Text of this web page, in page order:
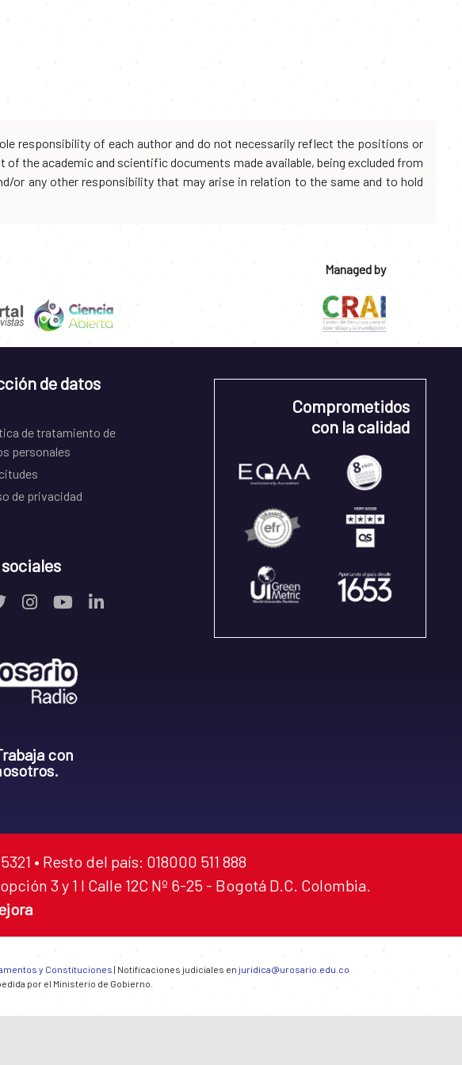
responsibility of each author and do not necessarily reflect the positions or
the academic and scientific documents made available, being excluded from
or any other responsibility that may arise in relation to the same and to hold
Managed by
de datos
de tratamiento de
personales
de privacidad
sociales
con
Comprometidos
con la calidad
• Resto del país: 018000 511 888
3 y 1 I Calle 12C Nº 6-25 - Bogotá D.C. Colombia.
y Constituciones | Notificaciones judiciales en juridica@urosario.edu.co
por el Ministerio de Gobierno.